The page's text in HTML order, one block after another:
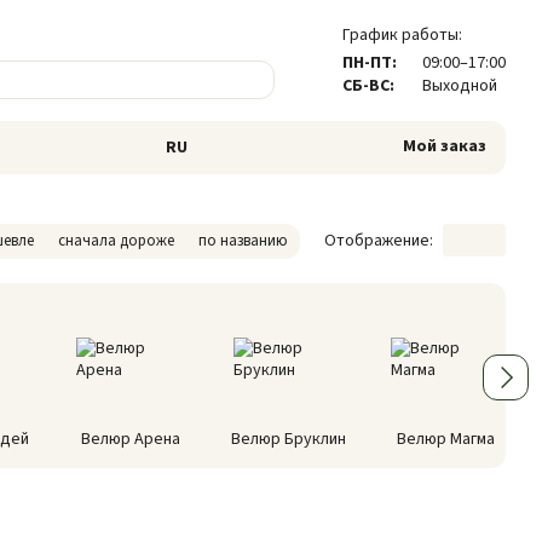
График работы:
ПН-ПТ:
09:00–17:00
СБ-ВС:
Выходной
RU Мой заказ
сначала дороже по названию Отображение:
Велюр Арена Велюр Бруклин Велюр Магма